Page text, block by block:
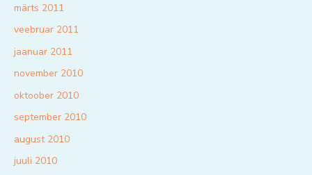
märts 2011
veebruar 2011
jaanuar 2011
november 2010
oktoober 2010
september 2010
august 2010
juuli 2010